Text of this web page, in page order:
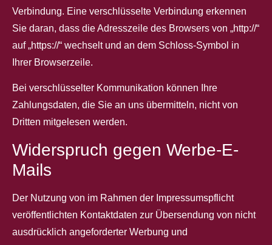
Verbindung. Eine verschlüsselte Verbindung erkennen
Sie daran, dass die Adresszeile des Browsers von „http://“
auf „https://“ wechselt und an dem Schloss-Symbol in
Ihrer Browserzeile.
Bei verschlüsselter Kommunikation können Ihre
Zahlungsdaten, die Sie an uns übermitteln, nicht von
Dritten mitgelesen werden.
Widerspruch gegen Werbe-E-
Mails
Der Nutzung von im Rahmen der Impressumspflicht
veröffentlichten Kontaktdaten zur Übersendung von nicht
ausdrücklich angeforderter Werbung und